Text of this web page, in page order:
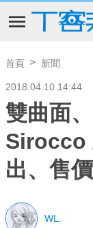
首頁 新聞
2018.04.10 14:44
雙曲面
Sirocco
出、售
WL.